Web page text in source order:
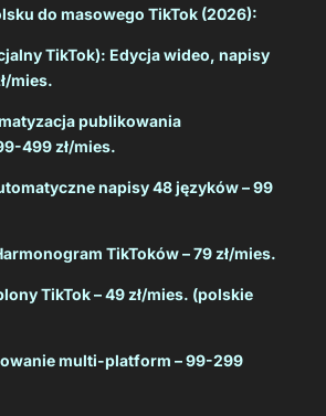
do masowego TikTok (2026):
TikTok): Edycja wideo, napisy
mies.
publikowania
499 zł/mies.
napisy 48 języków – 99
TikToków – 79 zł/mies.
TikTok – 49 zł/mies. (polskie
multi-platform – 99-299